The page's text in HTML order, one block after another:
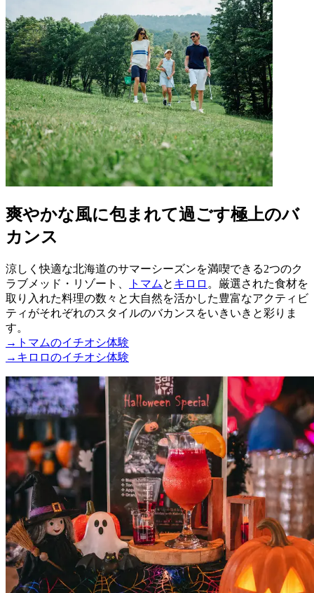
爽やかな風に包まれて過ごす極上のバ
カンス
涼しく快適な北海道のサマーシーズンを満喫できる2つのク
ラブメッド・リゾート、
トマム と キロロ 。厳選された食材を
取り入れた料理の数々と大自然を活かした豊富なアクティビ
ティがそれぞれのスタイルのバカンスをいきいきと彩りま
す。
→トマムのイチオシ体験
→キロロのイチオシ体験